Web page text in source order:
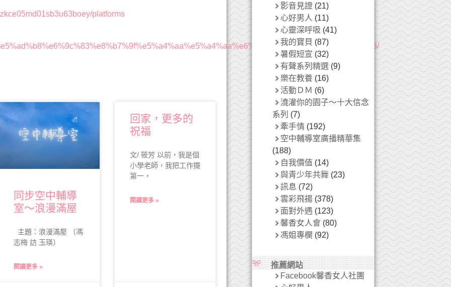
platforms
同步空中輔導
室～浪漫滿屋
主題：浪漫滿屋 （馮
志梅 訪 玉瑛）
閱讀更多 »
回家，更多的
祝福
文/ 筱芳 以前，我是個
小學老師，我把工作擺
第一，
閱讀更多 »
影音見證(21)
心好男人 (11)
心靈深呼吸 (41)
我的寶貝 (87)
暑假短宣 (32)
有聲系列精選(9)
樂在教養(16)
活動ＤＭ (6)
澆灌你的園子～十大信念
系列 (7)
牽手情(192)
空中輔導室廣播精華集
(188)
自我價值 (14)
與青少年共舞(23)
訊息 (72)
雲彩飛揚(378)
面對外遇 (123)
馨香女人會(80)
馮姐專欄 (92)
推薦網站
Facebook馨香女人社團